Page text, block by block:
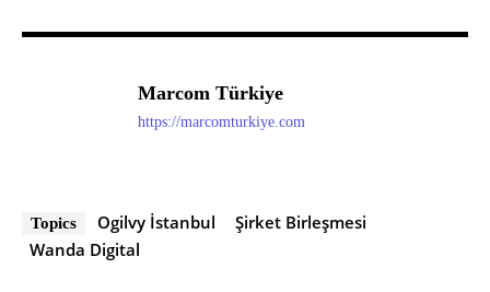
Marcom Türkiye
https://marcomturkiye.com
Topics Ogilvy İstanbul
Şirket Birleşmesi
Wanda Digital